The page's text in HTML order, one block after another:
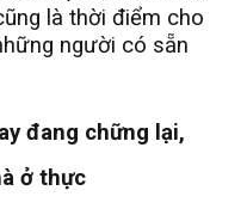
là thời điểm cho
người có sẵn
đang chững lại,
ở thực